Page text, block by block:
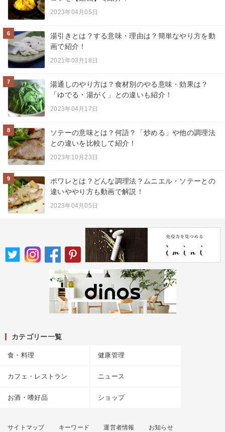
2023年04月05日
6
湯引きとは？する意味・理由は？簡単なやり方を動
画で紹介！
2021年03月18日
7
湯通しのやり方は？食材別のやる意味・効果は？
「ゆでる・湯がく」との違いも紹介！
2023年04月17日
8
ソテーの意味とは？何語？「炒める」や他の調理法
との違いを比較して紹介！
2023年10月23日
9
ポワレとは？どんな調理法？ムニエル・ソテーとの
違いややり方も動画で解説！
2023年04月05日
カテゴリー一覧
食・料理 健康管理
カフェ・レストラン ニュース
お酒・嗜好品 ショップ
サイトマップ キーワード 運営者情報 お知らせ